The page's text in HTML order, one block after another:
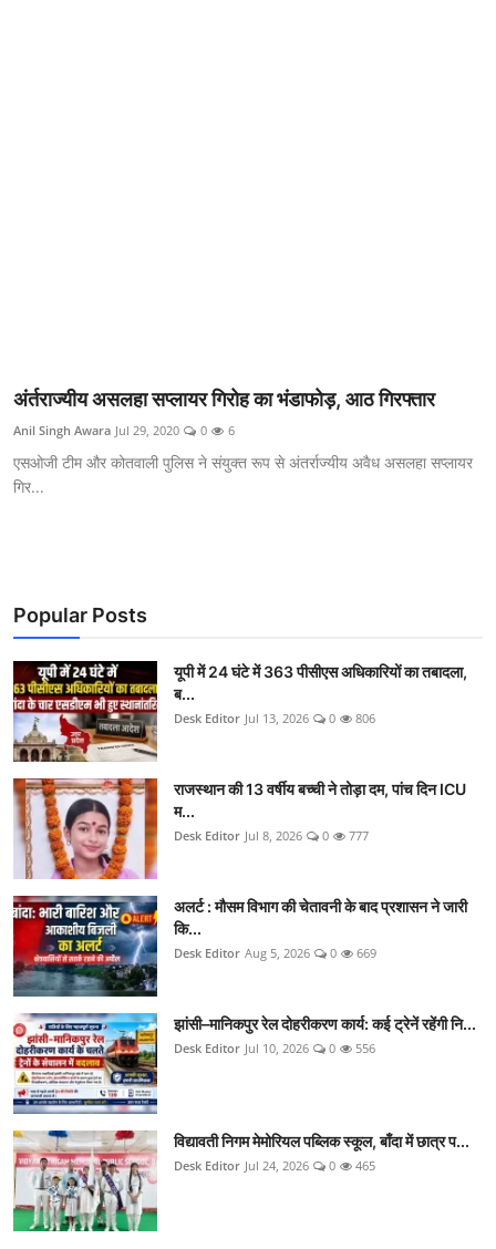
अंर्तराज्यीय असलहा सप्लायर गिरोह का भंडाफोड़, आठ गिरफ्तार
Anil Singh Awara Jul 29, 2020 0 6
एसओजी टीम और कोतवाली पुलिस ने संयुक्त रूप से अंतर्राज्यीय अवैध असलहा सप्लायर
गिर...
Popular Posts
यूपी में 24 घंटे में 363 पीसीएस अधिकारियों का तबादला,
ब...
Desk Editor Jul 13, 2026 0 806
राजस्थान की 13 वर्षीय बच्ची ने तोड़ा दम, पांच दिन ICU
म...
Desk Editor Jul 8, 2026 0 777
अलर्ट : मौसम विभाग की चेतावनी के बाद प्रशासन ने जारी
कि...
Desk Editor Aug 5, 2026 0 669
झांसी–मानिकपुर रेल दोहरीकरण कार्य: कई ट्रेनें रहेंगी नि...
Desk Editor Jul 10, 2026 0 556
विद्यावती निगम मेमोरियल पब्लिक स्कूल, बाँदा में छात्र प...
Desk Editor Jul 24, 2026 0 465